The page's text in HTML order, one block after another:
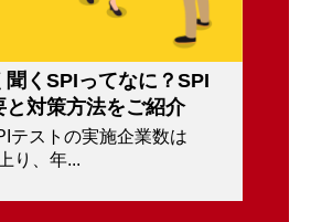
聞くSPIってなに？SPI
と対策方法をご紹介
テストの実施企業数は
り、年...